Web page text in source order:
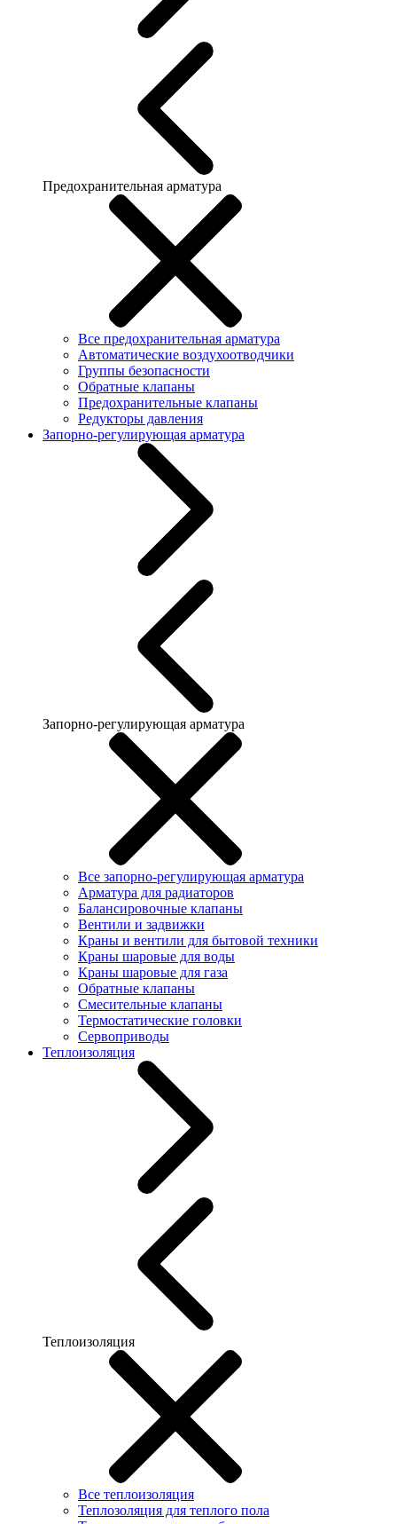
Предохранительная арматура
Все предохранительная арматура
Автоматические воздухоотводчики
Группы безопасности
Обратные клапаны
Предохранительные клапаны
Редукторы давления
Запорно-регулирующая арматура
Запорно-регулирующая арматура
Все запорно-регулирующая арматура
Арматура для радиаторов
Балансировочные клапаны
Вентили и задвижки
Краны и вентили для бытовой техники
Краны шаровые для воды
Краны шаровые для газа
Обратные клапаны
Смесительные клапаны
Термостатические головки
Сервоприводы
Теплоизоляция
Теплоизоляция
Все теплоизоляция
Теплозоляция для теплого пола